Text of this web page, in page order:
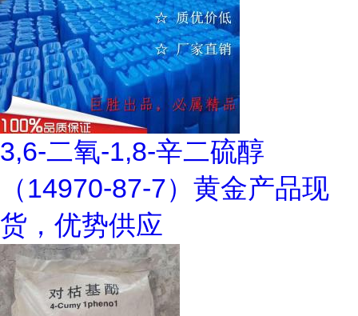
3,6-二氧-1,8-辛二硫醇
（14970-87-7）黄金产品现
货，优势供应